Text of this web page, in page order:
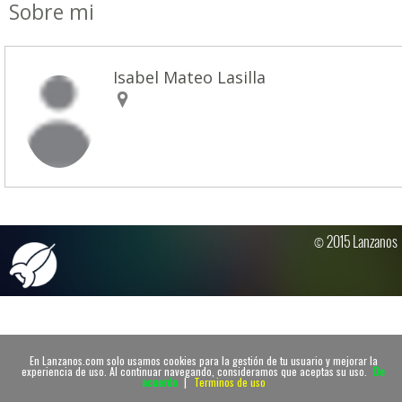
En Lanzanos.com solo usamos cookies para la gestión de tu usuario y mejorar la
experiencia de uso. Al continuar navegando, consideramos que aceptas su uso. De
acuerdo | Terminos de uso
Sobre mi
Isabel Mateo Lasilla
© 2015 Lanzanos